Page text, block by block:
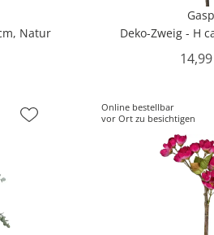
Natur
Deko-Zweig - H
Online bestellbar
vor Ort zu besichtigen